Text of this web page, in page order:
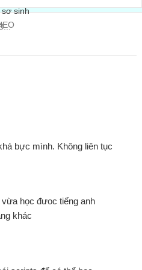
me and I was soon
people in their brightly
not understand I drank some
you tell me about Count
the innkeeper walked away
sinh
bực mình. Không liên tục
khác